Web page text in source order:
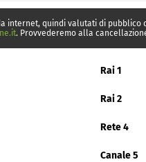
internet, quindi valutati di
. Provvederemo alla
Rai 1
Rai 2
Rete 4
Canale 5